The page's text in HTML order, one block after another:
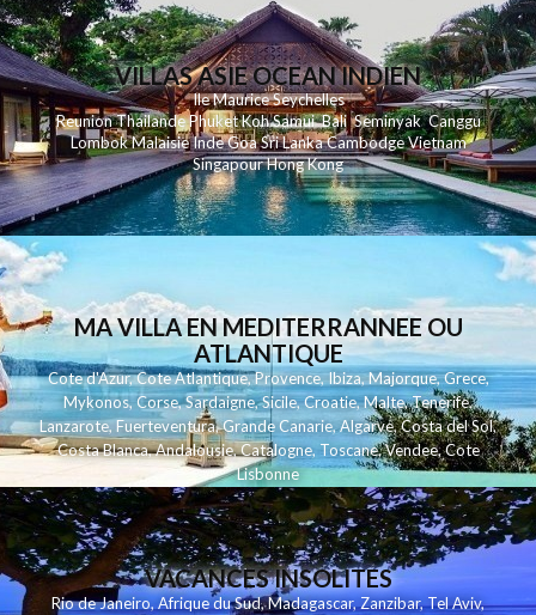
VILLAS ASIE OCEAN INDIEN
Ile MauriceSeychelles
ReunionThailandePhuketKohSamui Bali SeminyakCanggu
LombokMalaisieIndeGoaSri LankaCambodgeVietnam
SingapourHong Kong
MA VILLA EN MEDITERRANNEE OU
ATLANTIQUE
Cote d'Azur,Cote Atlantique,Provence,Ibiza,Majorque,Grece,
Mykonos,Corse,Sardaigne,Sicile,Croatie,Malte,Tenerife,
Lanzarote,Fuerteventura,Grande Canarie,Algarve,Costa del Sol,
Costa Blanca,Andalousie,Catalogne,Toscane,Vendee,Cote
Lisbonne
VACANCES INSOLITES
Rio de Janeiro,Afrique du Sud,Madagascar,Zanzibar,Tel Aviv,